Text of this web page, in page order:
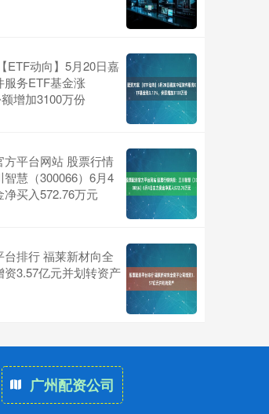
ETF动向】5月20日嘉
服务ETF基金涨
增加3100万份
方平台网站 股票行情
智慧（300066）6月4
净买入572.76万元
台排行 福莱新材向全
资3.57亿元并划转资产
广州配资公司